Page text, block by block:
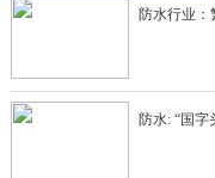
防水行业：
防水: “国字